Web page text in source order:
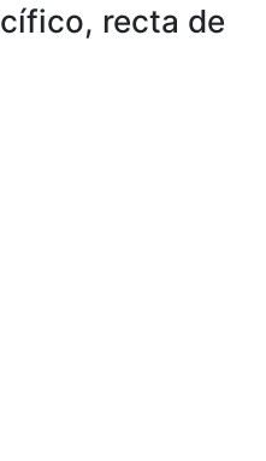
recta de